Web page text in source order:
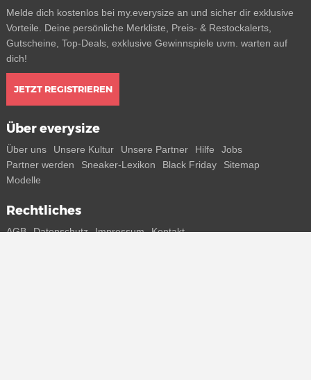
Melde dich kostenlos bei my.everysize an und sicher dir exklusive
Vorteile. Deine persönliche Merkliste, Preis- & Restockalerts,
Gutscheine, Top-Deals, exklusive Gewinnspiele uvm. warten auf
dich!
JETZT REGISTRIEREN
Über everysize
Über uns Unsere Kultur Unsere Partner Hilfe
Jobs
Partner werden
Sneaker-Lexikon Black Friday
Sitemap
Modelle
Rechtliches
AGB Datenschutz Impressum Kontakt